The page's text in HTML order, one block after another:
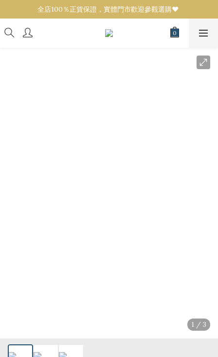
全店100％正貨保證，實體門市歡迎參觀選購❤️
全店100％正貨保證，實體門市歡迎參觀選購❤️
設有代購服務！任何品牌／款式可來圖報價💟
1 / 3